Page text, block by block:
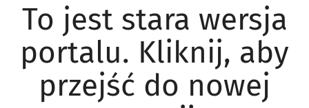
To jest stara wersja
portalu. Kliknij, aby
przejść do nowej